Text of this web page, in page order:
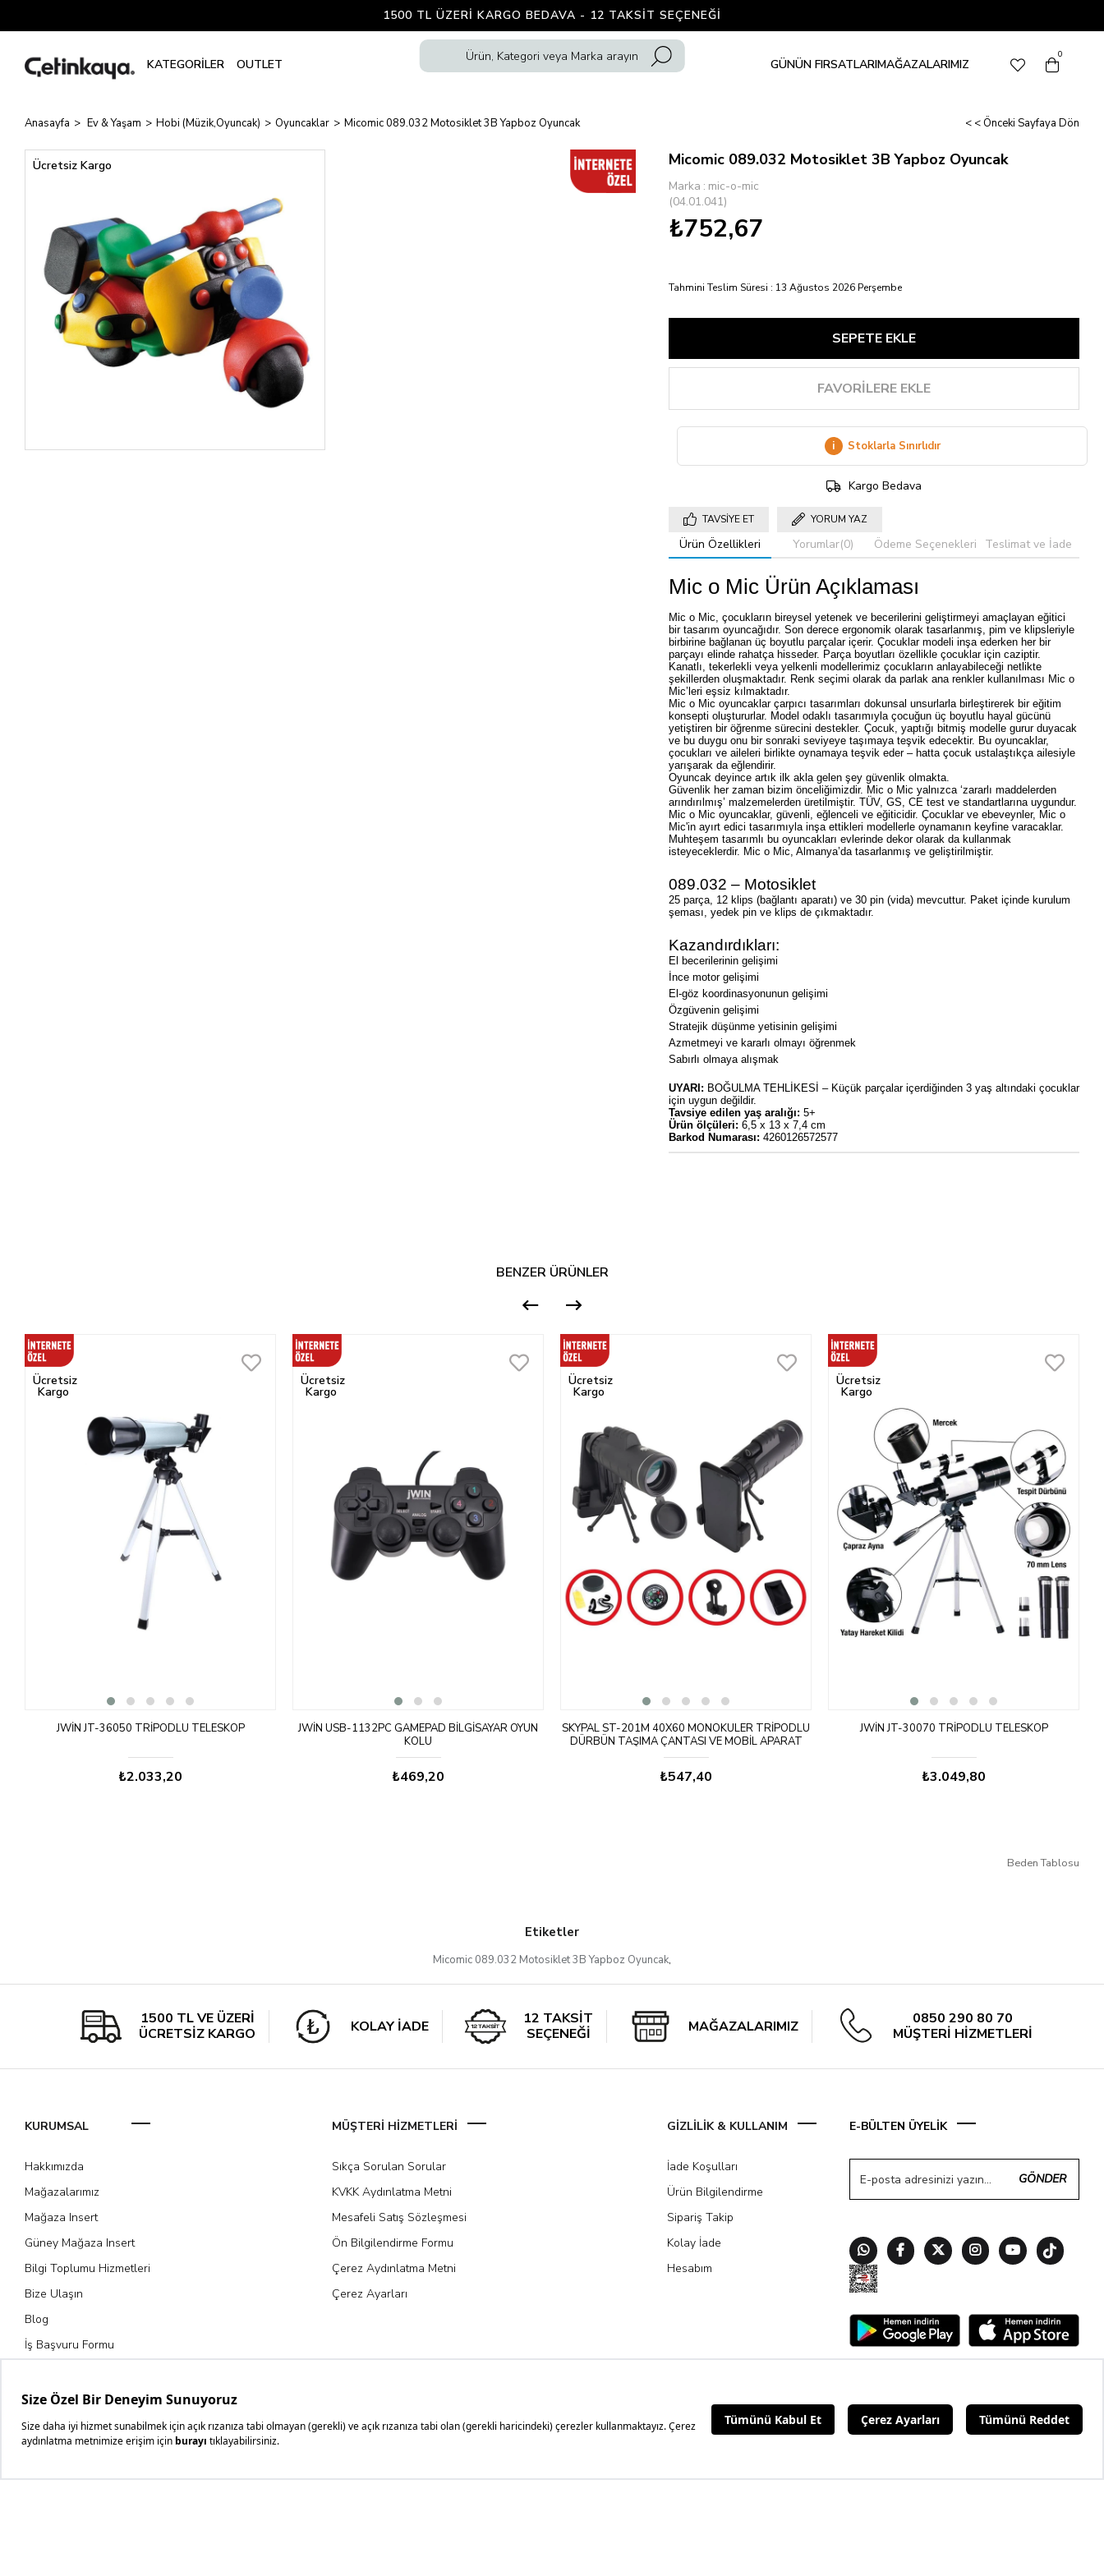
1500 TL ÜZERI KARGO BEDAVA - 12 TAKSIT SEÇENEĞI
GÜNÜN FIRSATLARIMAĞAZALARIMIZ
0
Anasayfa Ev & Yaşam Hobi (Müzik,Oyuncak) Oyuncaklar Micomic 089.032 Motosiklet 3B Yapboz Oyuncak < < Önceki Sayfaya Dön
Ücretsiz Kargo Micomic 089.032 Motosiklet 3B Yapboz Oyuncak
Marka : mic-o-mic
(04.01.041)
₺752,67
Tahmini Teslim Süresi : 13 Ağustos 2026 Perşembe
FAVORILERE EKLE
i Stoklarla Sınırlıdır
Kargo Bedava
TAVSIYE ET YORUM YAZ
Ürün Özellikleri Yorumlar(0) Ödeme Seçenekleri Teslimat ve İade
Mic o Mic Ürün Açıklaması
Mic o Mic, çocukların bireysel yetenek ve becerilerini geliştirmeyi amaçlayan eğitici
bir tasarım oyuncağıdır. Son derece ergonomik olarak tasarlanmış, pim ve klipsleriyle
birbirine bağlanan üç boyutlu parçalar içerir. Çocuklar modeli inşa ederken her bir
parçayı elinde rahatça hisseder. Parça boyutları özellikle çocuklar için caziptir.
Kanatlı, tekerlekli veya yelkenli modellerimiz çocukların anlayabileceği netlikte
şekillerden oluşmaktadır. Renk seçimi olarak da parlak ana renkler kullanılması Mic o
Mic’leri eşsiz kılmaktadır.
Mic o Mic oyuncaklar çarpıcı tasarımları dokunsal unsurlarla birleştirerek bir eğitim
konsepti oluştururlar. Model odaklı tasarımıyla çocuğun üç boyutlu hayal gücünü
yetiştiren bir öğrenme sürecini destekler. Çocuk, yaptığı bitmiş modelle gurur duyacak
ve bu duygu onu bir sonraki seviyeye taşımaya teşvik edecektir. Bu oyuncaklar,
çocukları ve aileleri birlikte oynamaya teşvik eder – hatta çocuk ustalaştıkça ailesiyle
yarışarak da eğlendirir.
Oyuncak deyince artık ilk akla gelen şey güvenlik olmakta.
Güvenlik her zaman bizim önceliğimizdir. Mic o Mic yalnızca ‘zararlı maddelerden
arındırılmış’ malzemelerden üretilmiştir. TÜV, GS, CE test ve standartlarına uygundur.
Mic o Mic oyuncaklar, güvenli, eğlenceli ve eğiticidir. Çocuklar ve ebeveynler, Mic o
Mic'in ayırt edici tasarımıyla inşa ettikleri modellerle oynamanın keyfine varacaklar.
Muhteşem tasarımlı bu oyuncakları evlerinde dekor olarak da kullanmak
isteyeceklerdir. Mic o Mic, Almanya’da tasarlanmış ve geliştirilmiştir.
089.032 – Motosiklet
25 parça, 12 klips (bağlantı aparatı) ve 30 pin (vida) mevcuttur. Paket içinde kurulum
şeması, yedek pin ve klips de çıkmaktadır.
Kazandırdıkları:
El becerilerinin gelişimi
İnce motor gelişimi
El-göz koordinasyonunun gelişimi
Özgüvenin gelişimi
Stratejik düşünme yetisinin gelişimi
Azmetmeyi ve kararlı olmayı öğrenmek
Sabırlı olmaya alışmak
UYARI: BOĞULMA TEHLİKESİ – Küçük parçalar içerdiğinden 3 yaş altındaki çocuklar
için uygun değildir.
Tavsiye edilen yaş aralığı: 5+
Ürün ölçüleri: 6,5 x 13 x 7,4 cm
Barkod Numarası: 4260126572577
BENZER ÜRÜNLER
JWIN JT-36050 TRIPODLU TELESKOP
₺2.033,20
Ücretsiz
Kargo
JWIN USB-1132PC GAMEPAD BILGISAYAR OYUN
KOLU
₺469,20
Ücretsiz
Kargo
SKYPAL ST-201M 40X60 MONOKÜLER TRIPODLU
DÜRBÜN TAŞIMA ÇANTASI VE MOBIL APARAT
₺547,40
Ücretsiz
Kargo
JWIN JT-30070 TRIPODLU TELESKOP
₺3.049,80
Ücretsiz
Kargo
Beden Tablosu
Etiketler
Micomic 089.032 Motosiklet 3B Yapboz Oyuncak,
1500 TL VE ÜZERİ
ÜCRETSİZ KARGO
KOLAY İADE
12 TAKSİT
SEÇENEĞİ
MAĞAZALARIMIZ
0850 290 80 70
MÜŞTERİ HİZMETLERİ
KURUMSAL
Hakkımızda
Mağazalarımız
Mağaza Insert
Güney Mağaza Insert
Bilgi Toplumu Hizmetleri
Bize Ulaşın
Blog
İş Başvuru Formu
MÜŞTERİ HİZMETLERİ
Sıkça Sorulan Sorular
KVKK Aydınlatma Metni
Mesafeli Satış Sözleşmesi
Ön Bilgilendirme Formu
Çerez Aydınlatma Metni
Çerez Ayarları
GİZLİLİK & KULLANIM
İade Koşulları
Ürün Bilgilendirme
Sipariş Takip
Kolay İade
Hesabım
E-BÜLTEN ÜYELİK
GÖNDER